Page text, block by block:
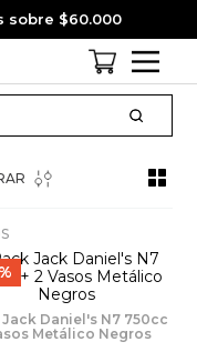
sobre $60.000
Daniel's N7 750cc
Metálico Negros